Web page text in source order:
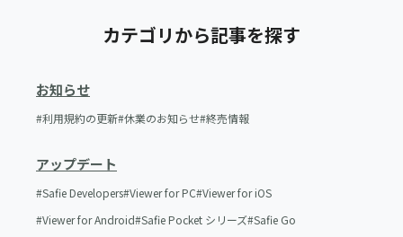
カテゴリから記事を探す
お知らせ
利用規約の更新 休業のお知らせ 終売情報
アップデート
Safie Developers Viewer for PC Viewer for iOS
Viewer for Android Safie Pocket シリーズ Safie Go